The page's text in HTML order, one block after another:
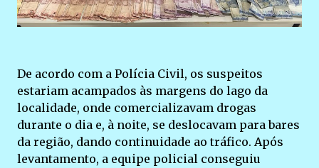
De acordo com a Polícia Civil, os suspeitos
estariam acampados às margens do lago da
localidade, onde comercializavam drogas
durante o dia e, à noite, se deslocavam para bares
da região, dando continuidade ao tráfico. Após
levantamento, a equipe policial conseguiu